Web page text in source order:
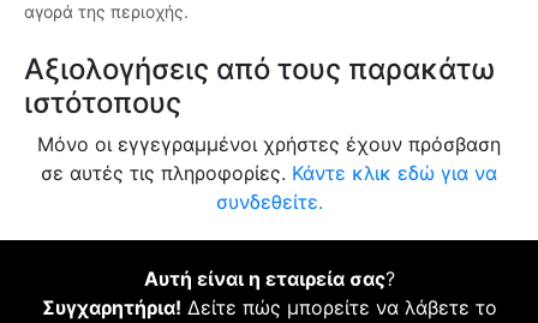
αγορά της περιοχής.
Αξιολογήσεις από τους παρακάτω
ιστότοπους
Μόνο οι εγγεγραμμένοι χρήστες έχουν πρόσβαση
σε αυτές τις πληροφορίες. Κάντε κλικ εδώ για να
συνδεθείτε.
Αυτή είναι η εταιρεία σας?
Συγχαρητήρια! Δείτε πώς μπορείτε να λάβετε το